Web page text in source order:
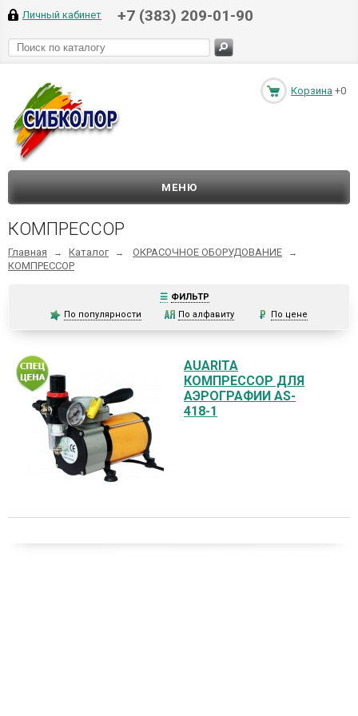
Личный кабинет +7 (383) 209-01-90
Корзина +0
МЕНЮ
КОМПРЕССОР
Главная → Каталог → ОКРАСОЧНОЕ ОБОРУДОВАНИЕ →
КОМПРЕССОР
☰ ФИЛЬТР
По популярности
По алфавиту По цене
AUARITA
КОМПРЕССОР ДЛЯ
АЭРОГРАФИИ AS-
418-1